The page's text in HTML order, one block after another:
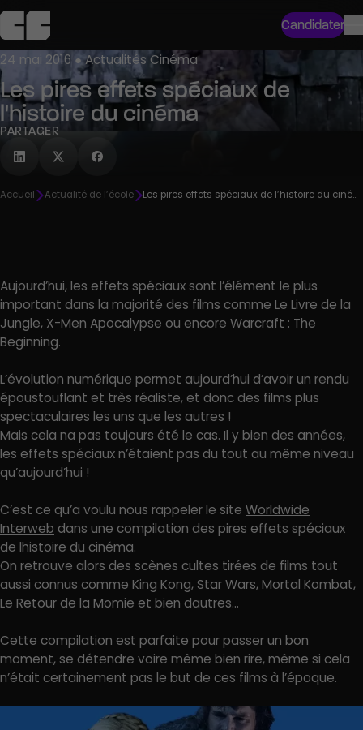
Candidater
24 mai 2016 ● Actualités Cinéma
Les pires effets spéciaux de
l'histoire du cinéma
PARTAGER
Accueil Actualité de l’école Les pires effets spéciaux de l’histoire du cinéma
Aujourd’hui, les effets spéciaux sont l’élément le plus
important dans la majorité des films comme Le Livre de la
Jungle, X-Men Apocalypse ou encore Warcraft : The
Beginning.
L’évolution numérique permet aujourd’hui d’avoir un rendu
époustouflant et très réaliste, et donc des films plus
spectaculaires les uns que les autres !
Mais cela na pas toujours été le cas. Il y bien des années,
les effets spéciaux n’étaient pas du tout au même niveau
qu’aujourd’hui !
C’est ce qu’a voulu nous rappeler le site Worldwide
Interweb dans une compilation des pires effets spéciaux
de lhistoire du cinéma.
On retrouve alors des scènes cultes tirées de films tout
aussi connus comme King Kong, Star Wars, Mortal Kombat,
Le Retour de la Momie et bien dautres…
Cette compilation est parfaite pour passer un bon
moment, se détendre voire même bien rire, même si cela
n’était certainement pas le but de ces films à l’époque.